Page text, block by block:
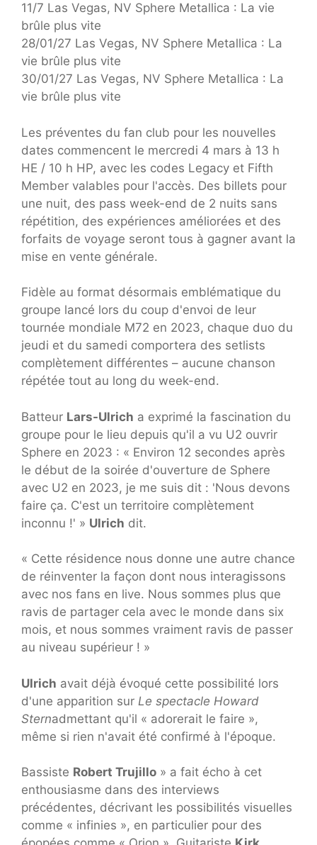
11/7 Las Vegas, NV Sphere Metallica : La vie
brûle plus vite
28/01/27 Las Vegas, NV Sphere Metallica : La
vie brûle plus vite
30/01/27 Las Vegas, NV Sphere Metallica : La
vie brûle plus vite
Les préventes du fan club pour les nouvelles
dates commencent le mercredi 4 mars à 13 h
HE / 10 h HP, avec les codes Legacy et Fifth
Member valables pour l'accès. Des billets pour
une nuit, des pass week-end de 2 nuits sans
répétition, des expériences améliorées et des
forfaits de voyage seront tous à gagner avant la
mise en vente générale.
Fidèle au format désormais emblématique du
groupe lancé lors du coup d'envoi de leur
tournée mondiale M72 en 2023, chaque duo du
jeudi et du samedi comportera des setlists
complètement différentes – aucune chanson
répétée tout au long du week-end.
Batteur Lars-Ulrich a exprimé la fascination du
groupe pour le lieu depuis qu'il a vu U2 ouvrir
Sphere en 2023 : « Environ 12 secondes après
le début de la soirée d'ouverture de Sphere
avec U2 en 2023, je me suis dit : 'Nous devons
faire ça. C'est un territoire complètement
inconnu !' » Ulrich dit.
« Cette résidence nous donne une autre chance
de réinventer la façon dont nous interagissons
avec nos fans en live. Nous sommes plus que
ravis de partager cela avec le monde dans six
mois, et nous sommes vraiment ravis de passer
au niveau supérieur ! »
Ulrich avait déjà évoqué cette possibilité lors
d'une apparition sur Le spectacle Howard
Sternadmettant qu'il « adorerait le faire »,
même si rien n'avait été confirmé à l'époque.
Bassiste Robert Trujillo » a fait écho à cet
enthousiasme dans des interviews
précédentes, décrivant les possibilités visuelles
comme « infinies », en particulier pour des